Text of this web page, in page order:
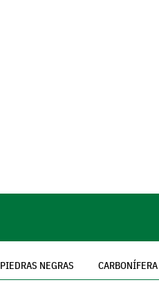
PIEDRAS NEGRAS CARBONÍFERA